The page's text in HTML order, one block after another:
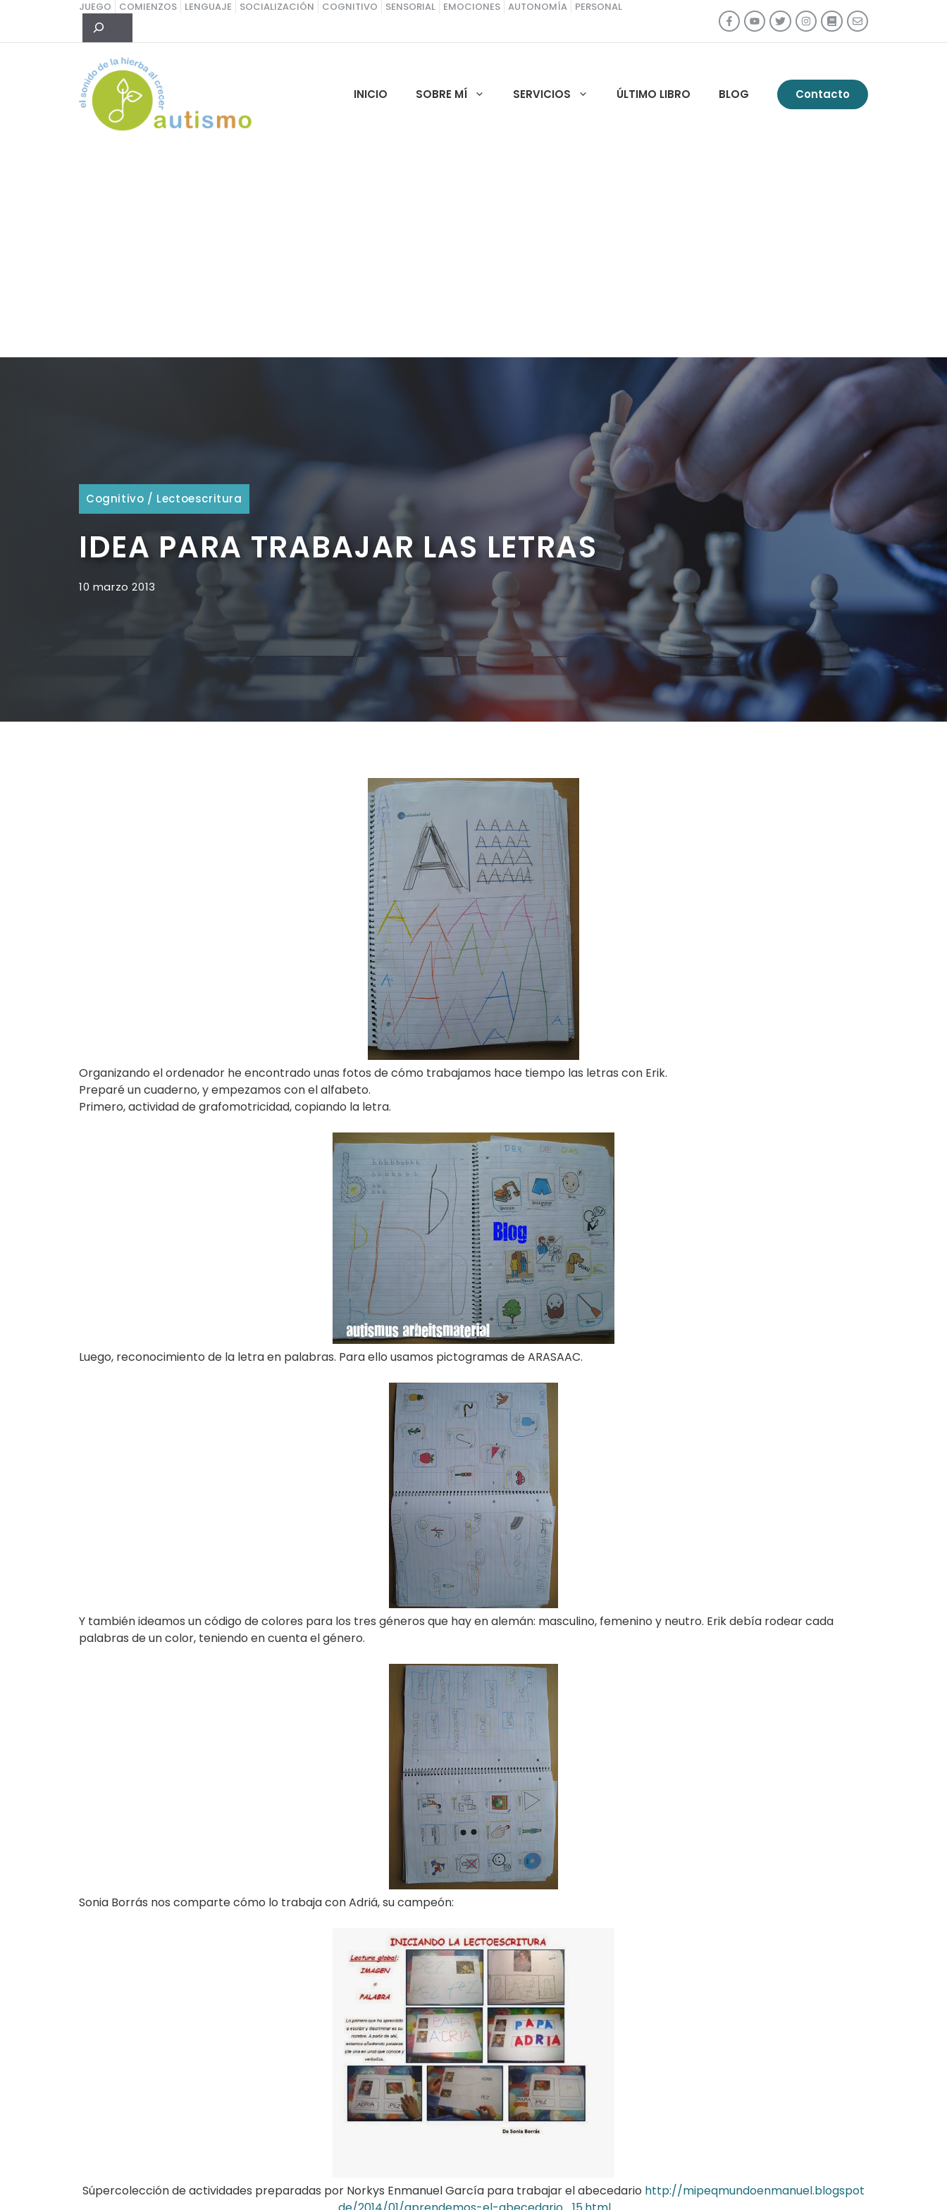
contenido
JUEGO COMIENZOS LENGUAJE SOCIALIZACIÓN COGNITIVO SENSORIAL EMOCIONES AUTONOMÍA PERSONAL
Buscar
INICIO SOBRE MÍ SERVICIOS ÚLTIMO LIBRO BLOG Contacto
Cognitivo / Lectoescritura
IDEA PARA TRABAJAR LAS LETRAS
10 marzo 2013
Organizando el ordenador he encontrado unas fotos de cómo trabajamos hace tiempo las letras con Erik.
Preparé un cuaderno, y empezamos con el alfabeto.
Primero, actividad de grafomotricidad, copiando la letra.
Luego, reconocimiento de la letra en palabras. Para ello usamos pictogramas de ARASAAC.
Y también ideamos un código de colores para los tres géneros que hay en alemán: masculino, femenino y neutro. Erik debía rodear cada
palabras de un color, teniendo en cuenta el género.
Sonia Borrás nos comparte cómo lo trabaja con Adriá, su campeón:
Súpercolección de actividades preparadas por Norkys Enmanuel García para trabajar el abecedario http://mipeqmundoenmanuel.blogspot